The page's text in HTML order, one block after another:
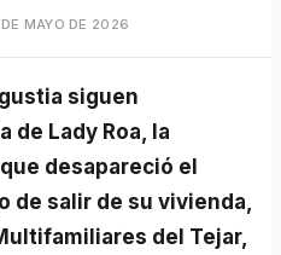
MAYO DE 2026
de Lady Roa, la
desapareció el
de salir de su vivienda,
del Tejar,